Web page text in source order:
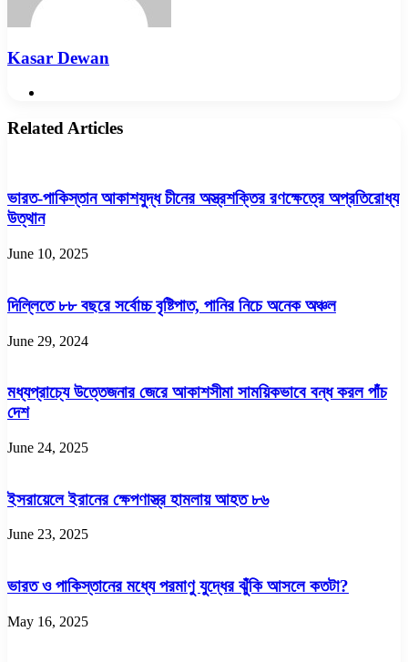
Kasar Dewan
Related Articles
ভারত-পাকিস্তান আকাশযুদ্ধ চীনের অস্ত্রশক্তির রণক্ষেত্রে অপ্রতিরোধ্য
উত্থান
June 10, 2025
দিল্লিতে ৮৮ বছরে সর্বোচ্চ বৃষ্টিপাত, পানির নিচে অনেক অঞ্চল
June 29, 2024
মধ্যপ্রাচ্যে উত্তেজনার জেরে আকাশসীমা সাময়িকভাবে বন্ধ করল পাঁচ
দেশ
June 24, 2025
ইসরায়েলে ইরানের ক্ষেপণাস্ত্র হামলায় আহত ৮৬
June 23, 2025
ভারত ও পাকিস্তানের মধ্যে পরমাণু যুদ্ধের ঝুঁকি আসলে কতটা?
May 16, 2025